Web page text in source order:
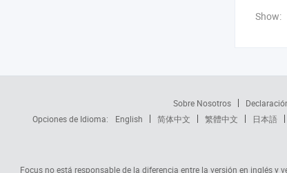
Show:
Sobre Nosotros
Opciones de Idioma:
English 简体中文 繁體中文 日本語
Focus no está responsable de la diferencia entre la versión en inglés